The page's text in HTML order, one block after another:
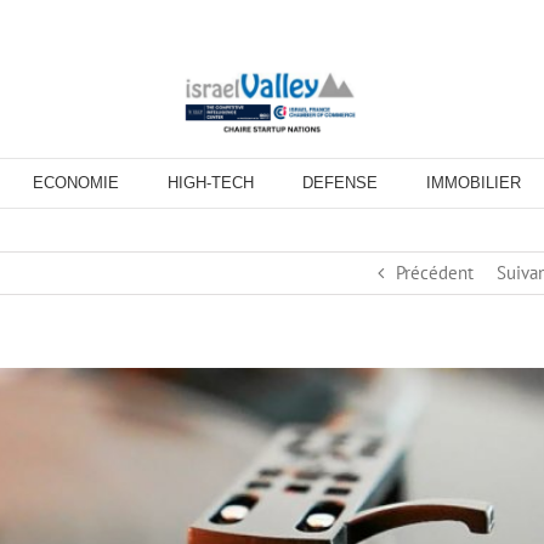
ECONOMIE HIGH-TECH DEFENSE IMMOBILIER
Précédent